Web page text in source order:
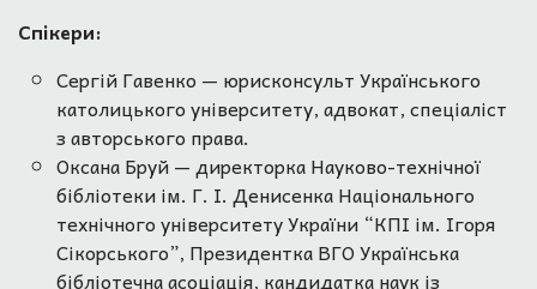
Спікери:
Сергій Гавенко — юрисконсульт Українського
католицького університету, адвокат, спеціаліст
з авторського права.
Оксана Бруй — директорка Науково-технічної
бібліотеки ім. Г. І. Денисенка Національного
технічного університету України “КПІ ім. Ігоря
Сікорського”, Президентка ВГО Українська
бібліотечна асоціація, кандидатка наук із